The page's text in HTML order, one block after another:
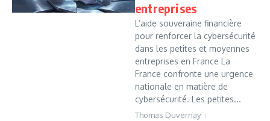
entreprises
L’aide souveraine financière
pour renforcer la cybersécurité
dans les petites et moyennes
entreprises en France La
France confronte une urgence
nationale en matière de
cybersécurité. Les petites...
Thomas Duvernay